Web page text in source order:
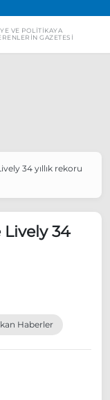
VE POLITIKAYA
GAZETESI
edecek
kararı aldı
34 yıllık rekoru
Lively 34
Haberler